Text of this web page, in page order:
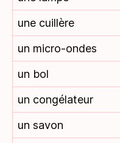
une cuillère
un micro-ondes
un bol
un congélateur
un savon